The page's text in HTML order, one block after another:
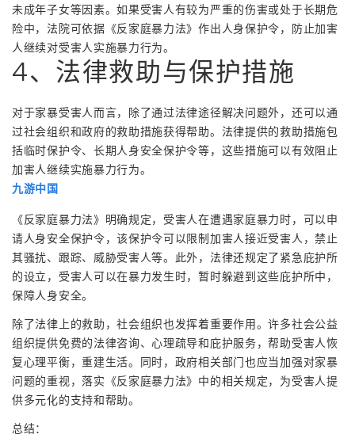
未成年子女等因素。如果受害人有较为严重的伤害或处于长期危
险中，法院可依据《反家庭暴力法》作出人身保护令，防止加害
人继续对受害人实施暴力行为。
4、法律救助与保护措施
对于家暴受害人而言，除了通过法律途径解决问题外，还可以通
过社会组织和政府的救助措施获得帮助。法律提供的救助措施包
括临时保护令、长期人身安全保护令等，这些措施可以有效阻止
加害人继续实施暴力行为。
九游中国
《反家庭暴力法》明确规定，受害人在遭遇家庭暴力时，可以申
请人身安全保护令，该保护令可以限制加害人接近受害人，禁止
其骚扰、跟踪、威胁受害人等。此外，法律还规定了紧急庇护所
的设立，受害人可以在暴力发生时，暂时躲避到这些庇护所中，
保障人身安全。
除了法律上的救助，社会组织也发挥着重要作用。许多社会公益
组织提供免费的法律咨询、心理疏导和庇护服务，帮助受害人恢
复心理平衡，重建生活。同时，政府相关部门也应当加强对家暴
问题的重视，落实《反家庭暴力法》中的相关规定，为受害人提
供多元化的支持和帮助。
总结：